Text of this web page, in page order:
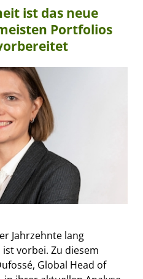
ist das neue
Portfolios
Jahrzehnte lang
vorbei. Zu diesem
Global Head of